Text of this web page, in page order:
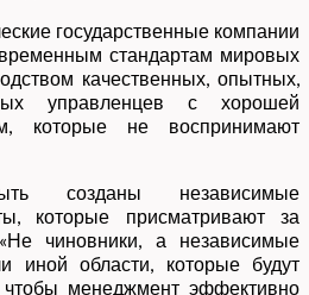
государственные компании
стандартам мировых
качественных, опытных,
управленцев с хорошей
которые не воспринимают
созданы независимые
которые присматривают за
чиновники, а независимые
иной области, которые будут
чтобы менеджмент эффективно